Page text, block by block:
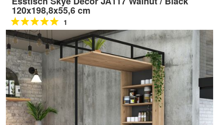
120x198,8x55,6 cm
1